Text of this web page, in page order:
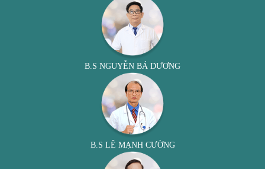
B.S NGUYỄN BÁ DƯƠNG
B.S LÊ MẠNH CƯỜNG